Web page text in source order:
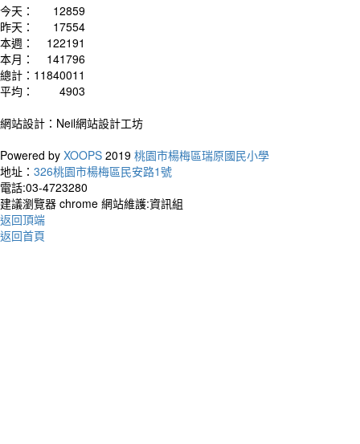
今天：
12859
昨天：
17554
本週：
122191
本月：
141796
總計： 11840011
平均：
4903
網站設計：Neil網站設計工坊
Powered by XOOPS 2019 桃園市楊梅區瑞原國民小學
地址： 326桃園市楊梅區民安路1號
電話:03-4723280
建議瀏覽器 chrome 網站維護:資訊組
返回頂端
返回首頁